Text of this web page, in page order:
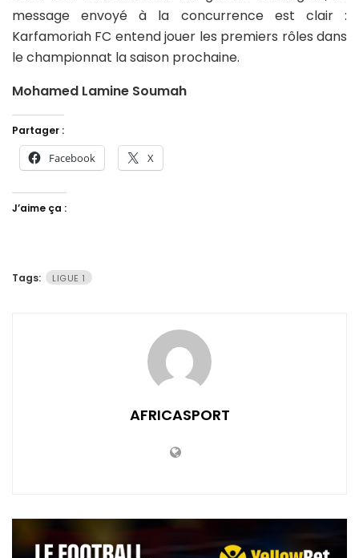
message envoyé à la concurrence est clair :
Karfamoriah FC entend jouer les premiers rôles dans
le championnat la saison prochaine.
Mohamed Lamine Soumah
Partager :
Facebook X
J’aime ça :
Tags: LIGUE 1
AFRICASPORT